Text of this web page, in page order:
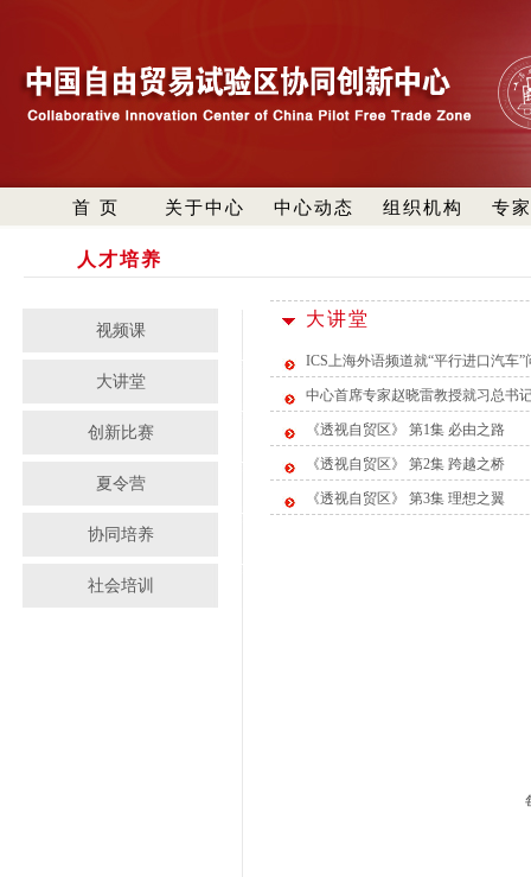
首 页 关于中心 中心动态 组织机构 专
人才培养
视频课
大讲堂
创新比赛
夏令营
协同培养
社会培训
大讲堂
ICS上海外语频道就“平行进口汽车
中心首席专家赵晓雷教授就习总书
《透视自贸区》 第1集 必由之路
《透视自贸区》 第2集 跨越之桥
《透视自贸区》 第3集 理想之翼